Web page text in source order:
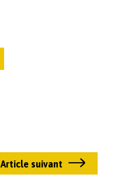
Article suivant